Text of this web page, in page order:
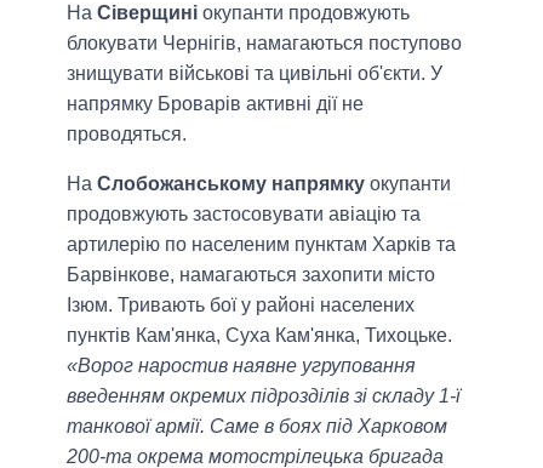
На Сіверщині окупанти продовжують
блокувати Чернігів, намагаються поступово
знищувати військові та цивільні об'єкти. У
напрямку Броварів активні дії не
проводяться.
На Слобожанському напрямку окупанти
продовжують застосовувати авіацію та
артилерію по населеним пунктам Харків та
Барвінкове, намагаються захопити місто
Ізюм. Тривають бої у районі населених
пунктів Кам'янка, Суха Кам'янка, Тихоцьке.
«Ворог наростив наявне угруповання
введенням окремих підрозділів зі складу 1-ї
танкової армії. Саме в боях під Харковом
200-та окрема мотострілецька бригада